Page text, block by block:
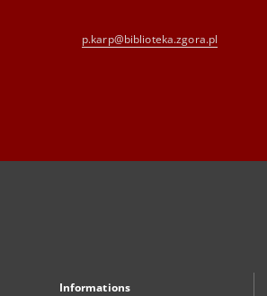
p.karp@biblioteka.zgora.pl
Informations